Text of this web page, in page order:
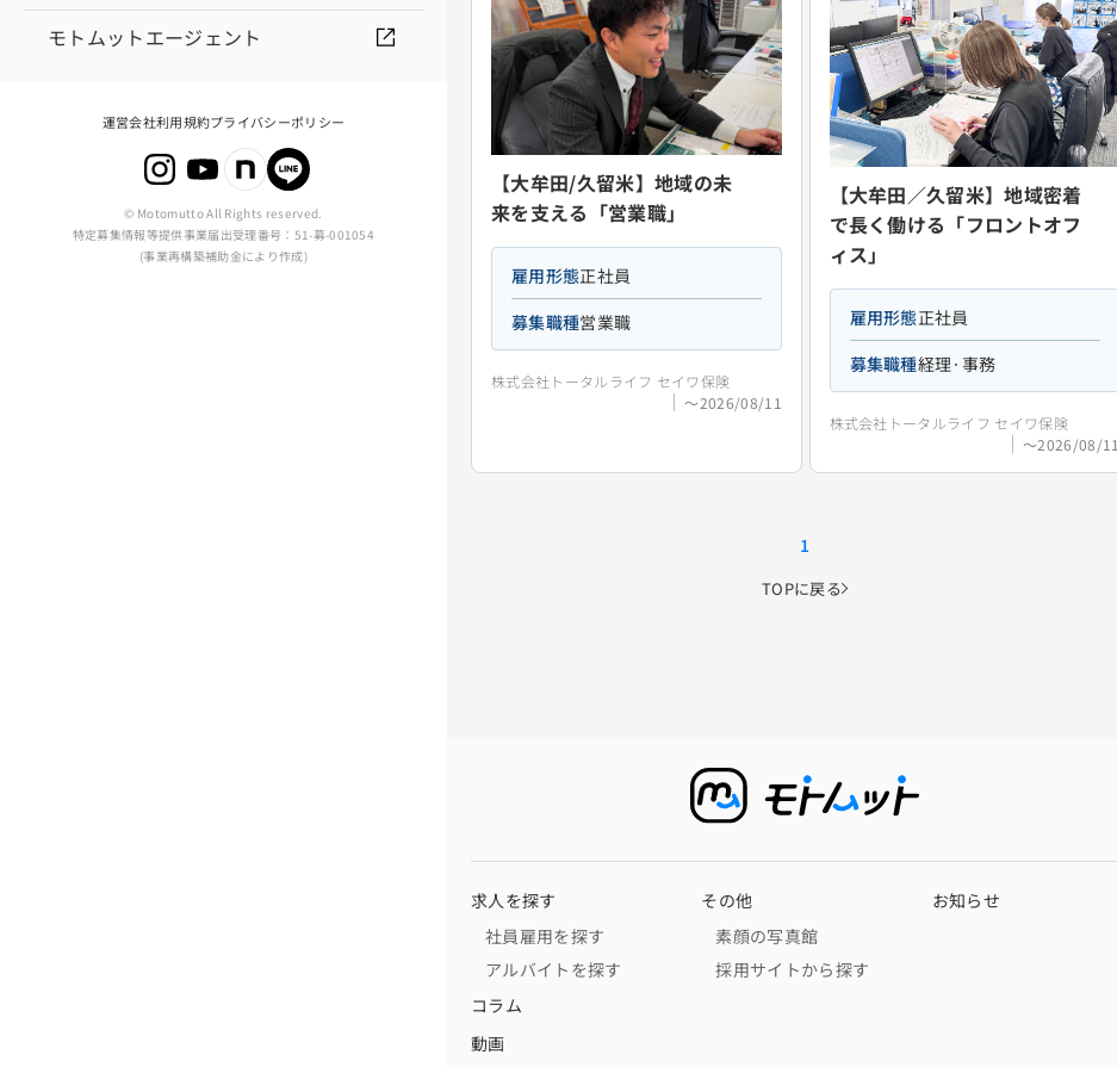
モトムットエージェント
運営会社利用規約プライバシーポリシー
© Motomutto All Rights reserved.
特定募集情報等提供事業届出受理番号：51-募-001054
(事業再構築補助金により作成)
【大牟田/久留米】地域の未
来を支える「営業職」
雇用形態正社員
募集職種営業職
株式会社トータルライフ セイワ保険
〜2026/08/11
【大牟田／久留米】地域密着
で長く働ける「フロントオフ
ィス」
雇用形態正社員
募集職種経理·事務
株式会社トータルライフ セイワ保険
〜2026/08/11
1
TOPに戻る
求人を探す
社員雇用を探す
アルバイトを探す
コラム
動画
その他
素顔の写真館
採用サイトから探す
お知らせ